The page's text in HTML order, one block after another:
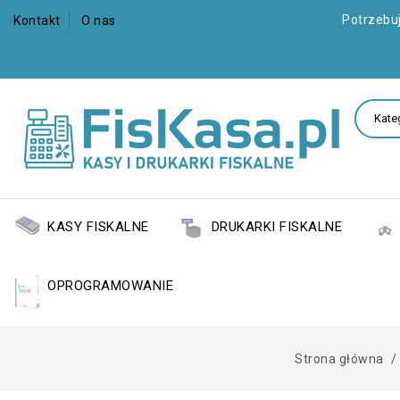
Kontakt O nas
KASY FISKALNE DRUKARKI FISKALNE
OPROGRAMOWANIE
Strona główna